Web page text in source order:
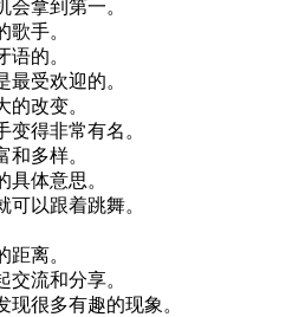
会拿到 第一。
歌手。
语的。
最受欢迎的。
的改变。
变得非常有名。
和多样。
具体意思。
可以跟着跳舞。
距离。
交流和分享。
现很多有趣的现象。